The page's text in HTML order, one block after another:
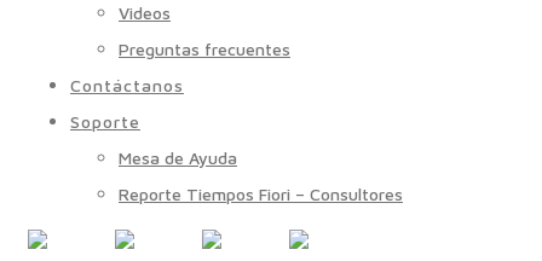
Videos
Preguntas frecuentes
Contáctanos
Soporte
Mesa de Ayuda
Reporte Tiempos Fiori – Consultores